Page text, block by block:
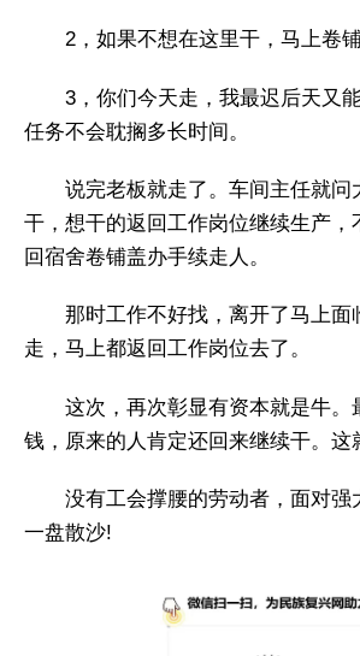
2，如果不想在这里干，马上卷铺
3，你们今天走，我最迟后天又
任务不会耽搁多长时间。
说完老板就走了。车间主任就问
干，想干的返回工作岗位继续生产，
回宿舍卷铺盖办手续走人。
那时工作不好找，离开了马上面
走，马上都返回工作岗位去了。
这次，再次彰显有资本就是牛。
钱，原来的人肯定还回来继续干。这
没有工会撑腰的劳动者，面对强
一盘散沙!